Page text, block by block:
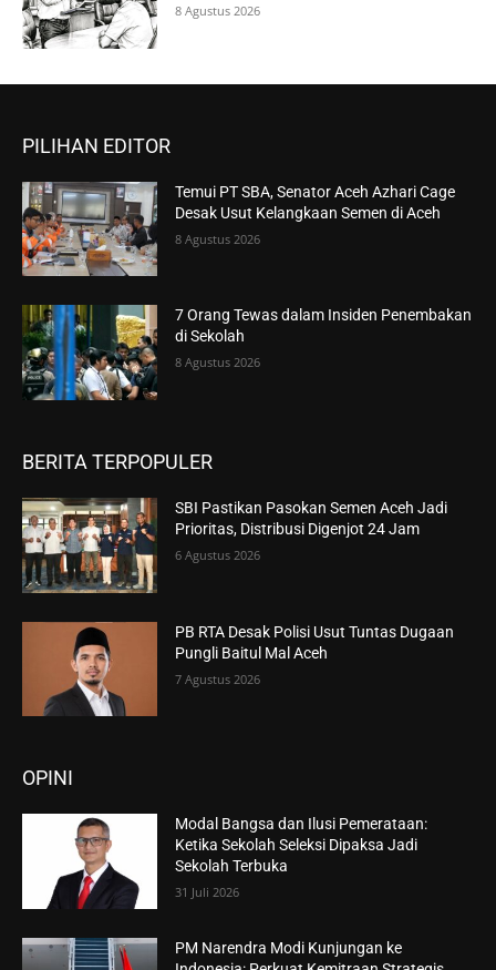
8 Agustus 2026
PILIHAN EDITOR
Temui PT SBA, Senator Aceh Azhari Cage
Desak Usut Kelangkaan Semen di Aceh
8 Agustus 2026
7 Orang Tewas dalam Insiden Penembakan
di Sekolah
8 Agustus 2026
BERITA TERPOPULER
SBI Pastikan Pasokan Semen Aceh Jadi
Prioritas, Distribusi Digenjot 24 Jam
6 Agustus 2026
PB RTA Desak Polisi Usut Tuntas Dugaan
Pungli Baitul Mal Aceh
7 Agustus 2026
OPINI
Modal Bangsa dan Ilusi Pemerataan:
Ketika Sekolah Seleksi Dipaksa Jadi
Sekolah Terbuka
31 Juli 2026
PM Narendra Modi Kunjungan ke